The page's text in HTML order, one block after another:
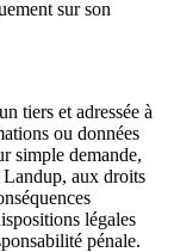
sur son
tiers et adressée à
ou données
simple demande,
aux droits
légales
pénale.